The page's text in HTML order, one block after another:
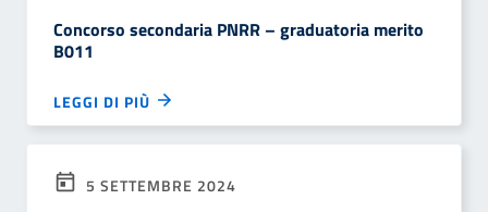
Concorso secondaria PNRR – graduatoria merito
B011
LEGGI DI PIÙ
5 SETTEMBRE 2024